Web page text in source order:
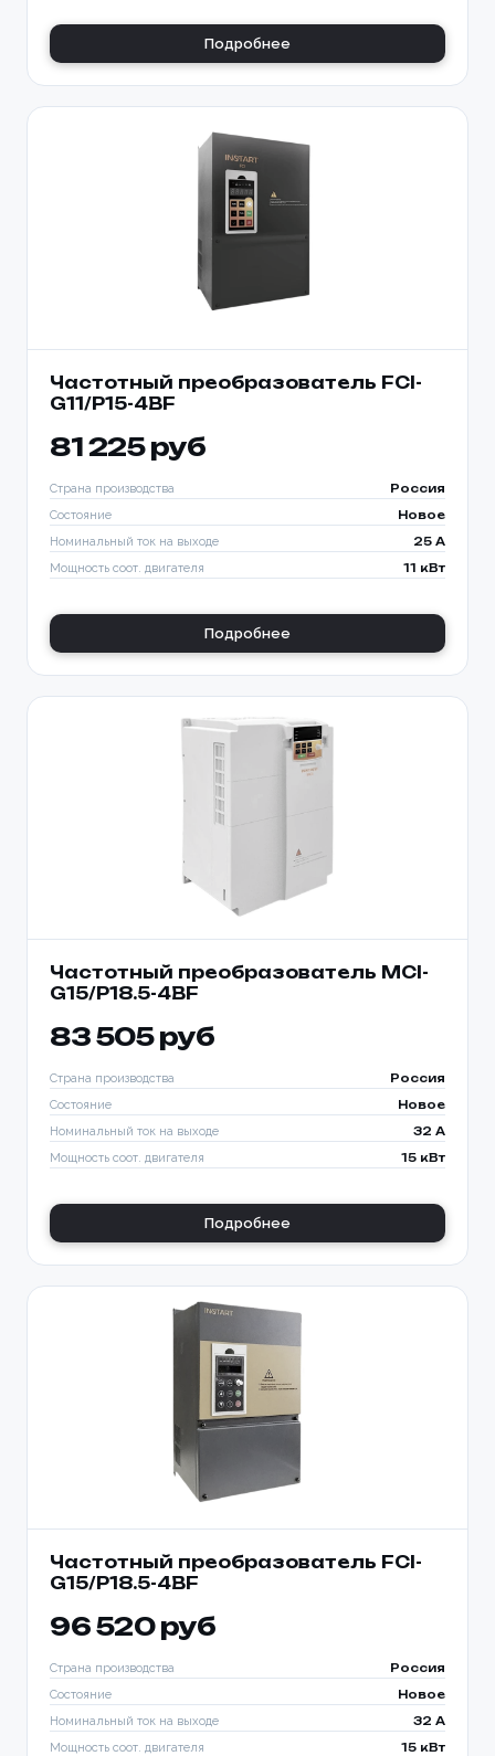
Подробнее
Частотный преобразователь FCI-
G11/P15-4BF
81 225 руб
Страна производства Россия
Состояние Новое
Номинальный ток на выходе 25 A
Мощность соот. двигателя 11 кВт
Подробнее
Частотный преобразователь MCI-
G15/P18.5-4BF
83 505 руб
Страна производства Россия
Состояние Новое
Номинальный ток на выходе 32 A
Мощность соот. двигателя 15 кВт
Подробнее
Частотный преобразователь FCI-
G15/P18.5-4BF
96 520 руб
Страна производства Россия
Состояние Новое
Номинальный ток на выходе 32 A
Мощность соот. двигателя 15 кВт